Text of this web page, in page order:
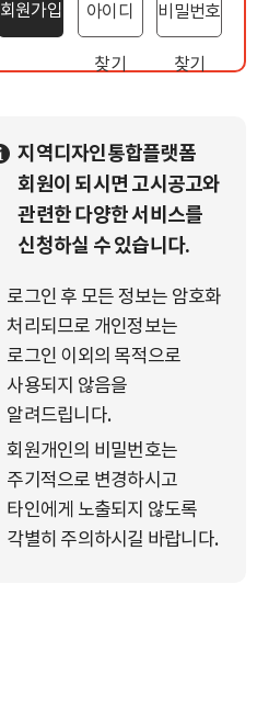
회원가입 아이디
찾기
비밀번호
찾기
지역디자인통합플랫폼
회원이 되시면 고시공고와
관련한 다양한 서비스를
신청하실 수 있습니다.
로그인 후 모든 정보는 암호화
처리되므로 개인정보는
로그인 이외의 목적으로
사용되지 않음을
알려드립니다.
회원개인의 비밀번호는
주기적으로 변경하시고
타인에게 노출되지 않도록
각별히 주의하시길 바랍니다.